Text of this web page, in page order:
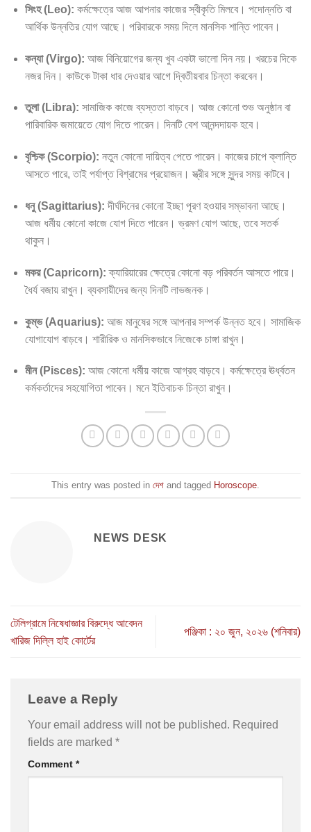
সিংহ (Leo): কর্মক্ষেত্রে আজ আপনার কাজের স্বীকৃতি মিলবে। পদোন্নতি বা
আর্থিক উন্নতির যোগ আছে। পরিবারকে সময় দিলে মানসিক শান্তি পাবেন।
কন্যা (Virgo): আজ বিনিয়োগের জন্য খুব একটা ভালো দিন নয়। খরচের দিকে
নজর দিন। কাউকে টাকা ধার দেওয়ার আগে দ্বিতীয়বার চিন্তা করবেন।
তুলা (Libra): সামাজিক কাজে ব্যস্ততা বাড়বে। আজ কোনো শুভ অনুষ্ঠান বা
পারিবারিক জমায়েতে যোগ দিতে পারেন। দিনটি বেশ আনন্দদায়ক হবে।
বৃশ্চিক (Scorpio): নতুন কোনো দায়িত্ব পেতে পারেন। কাজের চাপে ক্লান্তি
আসতে পারে, তাই পর্যাপ্ত বিশ্রামের প্রয়োজন। স্ত্রীর সঙ্গে সুন্দর সময় কাটবে।
ধনু (Sagittarius): দীর্ঘদিনের কোনো ইচ্ছা পূরণ হওয়ার সম্ভাবনা আছে।
আজ ধর্মীয় কোনো কাজে যোগ দিতে পারেন। ভ্রমণ যোগ আছে, তবে সতর্ক
থাকুন।
মকর (Capricorn): ক্যারিয়ারের ক্ষেত্রে কোনো বড় পরিবর্তন আসতে পারে।
ধৈর্য বজায় রাখুন। ব্যবসায়ীদের জন্য দিনটি লাভজনক।
কুম্ভ (Aquarius): আজ মানুষের সঙ্গে আপনার সম্পর্ক উন্নত হবে। সামাজিক
যোগাযোগ বাড়বে। শারীরিক ও মানসিকভাবে নিজেকে চাঙ্গা রাখুন।
মীন (Pisces): আজ কোনো ধর্মীয় কাজে আগ্রহ বাড়বে। কর্মক্ষেত্রে ঊর্ধ্বতন
কর্মকর্তাদের সহযোগিতা পাবেন। মনে ইতিবাচক চিন্তা রাখুন।
This entry was posted in দেশ and tagged Horoscope
NEWS DESK
টেলিগ্রামে নিষেধাজ্ঞার বিরুদ্ধে আবেদন
খারিজ দিল্লি হাই কোর্টের
পঞ্জিকা : ২০ জুন, ২০২৬ (শনিবার)
Leave a Reply
Your email address will not be published. Required
fields are marked *
Comment *